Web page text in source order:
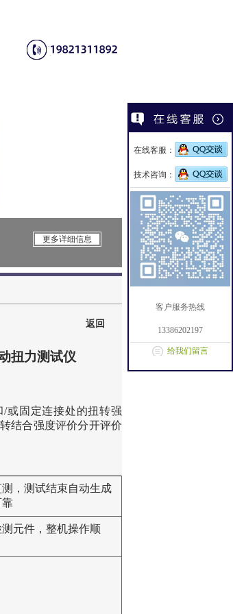
更多详细信息 CSI-Z651电动
返回
扭力测试仪
或固定连接处的扭转强
结合强度评价分开评价
，测试结束自动生成
靠
元件，整机操作顺
在线客服：
技术咨询：
客户服务热线
13386202197
给我们留言